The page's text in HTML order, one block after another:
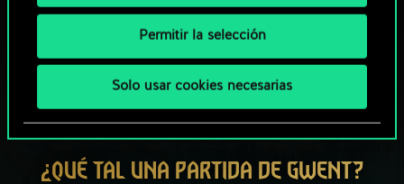
Permitir la selección
Solo usar cookies necesarias
¿QUÉ TAL UNA PARTIDA DE GWENT?